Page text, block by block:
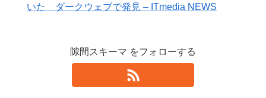
いた ダークウェブで発見 – ITmedia NEWS
隙間スキーマ をフォローする